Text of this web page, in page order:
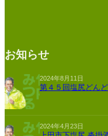
お知らせ
2024年8月11日
第４５回塩尻どん
2024年4月23日